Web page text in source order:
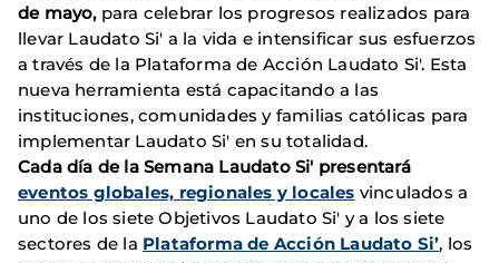
de mayo,para celebrar los progresos realizados para
llevar Laudato Si' a la vida e intensificar sus esfuerzos
a través de la Plataforma de Acción Laudato Si'. Esta
nueva herramienta está capacitando a las
instituciones, comunidades y familias católicas para
implementar Laudato Si' en su totalidad.
Cada día de la Semana Laudato Si' presentará
eventos globales, regionales y locales vinculados a
uno de los siete Objetivos Laudato Si' y a los siete
sectores de la Plataforma de Acción Laudato Si’, los